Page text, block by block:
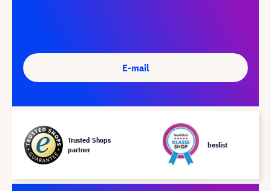
E-mail
Trusted Shops
partner
beslist